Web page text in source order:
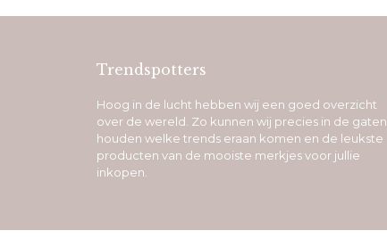
Trendspotters
Hoog in de lucht hebben wij een goed overzicht
over de wereld. Zo kunnen wij precies in de gaten
houden welke trends eraan komen en de leukste
producten van de mooiste merkjes voor jullie
inkopen.